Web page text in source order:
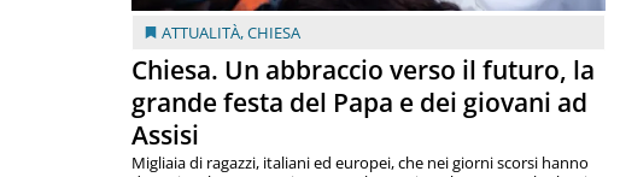
ATTUALITÀ,CHIESA
Chiesa. Un abbraccio verso il futuro, la
grande festa del Papa e dei giovani ad
Assisi
Migliaia di ragazzi, italiani ed europei, che nei giorni scorsi hanno